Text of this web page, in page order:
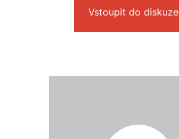
Vstoupit do diskuze